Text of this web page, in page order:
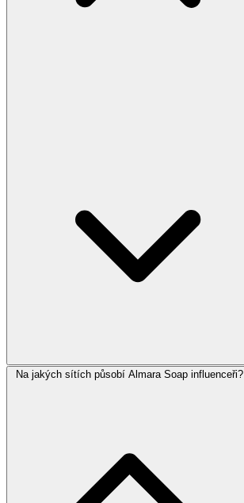
Na jakých sítích působí Almara Soap influenceři?